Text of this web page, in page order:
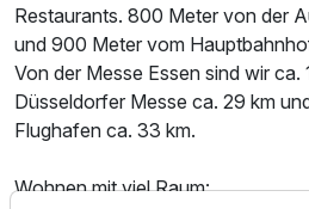
Ausstattung
Zusatznächte
Restaurants. 800 Meter von der
und 900 Meter vom
Von der Messe Essen sind wir
Düsseldorfer Messe ca. 29 km
Flughafen ca. 33 km.
Wohnen mit viel Raum: